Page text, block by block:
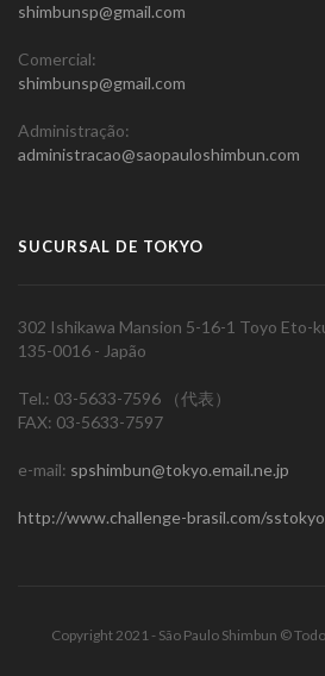
shimbunsp@gmail.com
Comercial:
shimbunsp@gmail.com
Administração:
administracao@saopauloshimbun.com
SUCURSAL DE TOKYO
302 Ishikawa Mansion 5-16-1 Toyo Eto-
135-0016 - Japão
Tel.: 03-5633-7596 （代表）
FAX: 03-5633-7597
e-mail: spshimbun@tokyo.email.ne.jp
http://www.challenge-brasil.com/
Copyright 2021 - São Paulo Shimbun ©